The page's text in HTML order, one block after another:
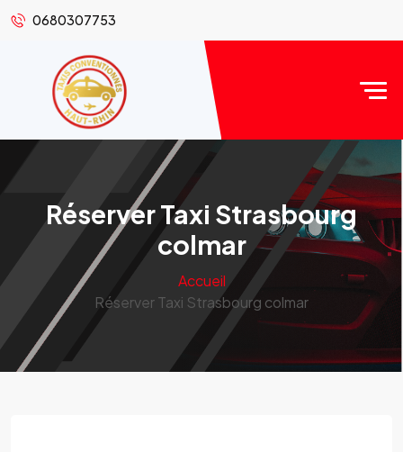
0680307753
Réserver Taxi Strasbourg
colmar
Accueil
Réserver Taxi Strasbourg colmar